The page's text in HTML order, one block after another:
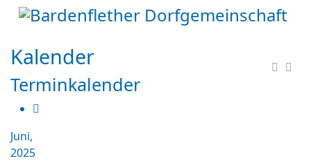
Kalender
Terminkalender
Juni,
2025